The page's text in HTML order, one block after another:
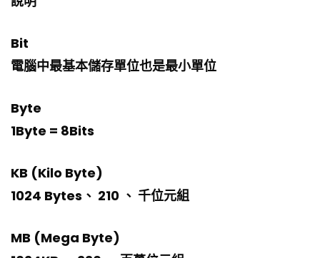
Bit
電腦中最基本儲存單位也是最小單位
Byte
1Byte = 8Bits
KB (Kilo Byte)
1024 Bytes、 210 、 千位元組
MB (Mega Byte)